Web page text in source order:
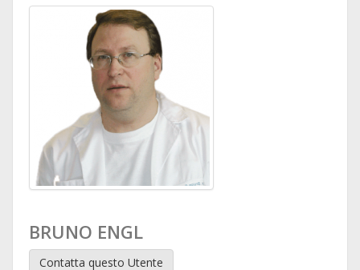
BRUNO ENGL
Contatta questo Utente